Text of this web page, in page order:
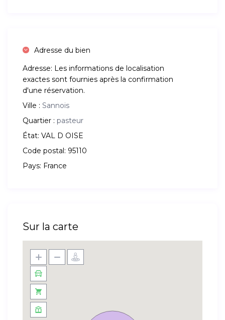
Adresse du bien
Adresse: Les informations de localisation
exactes sont fournies après la confirmation
d'une réservation.
Ville : Sannois
Quartier : pasteur
État: VAL D OISE
Code postal: 95110
Pays: France
Sur la carte